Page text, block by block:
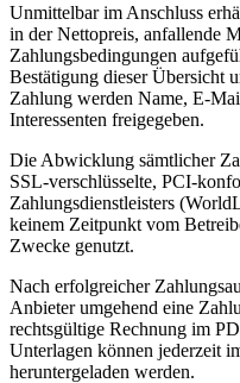
Unmittelbar im Anschluss
in der Nettopreis, anfallende
Zahlungsbedingungen
Bestätigung dieser Übersicht
Zahlung werden Name, E-
Interessenten freigegeben.
Die Abwicklung sämtlicher
SSL-verschlüsselte, PCI-
Zahlungsdienstleisters
keinem Zeitpunkt vom
Zwecke genutzt.
Nach erfolgreicher
Anbieter umgehend eine
rechtsgültige Rechnung im
Unterlagen können jederzeit
heruntergeladen werden.